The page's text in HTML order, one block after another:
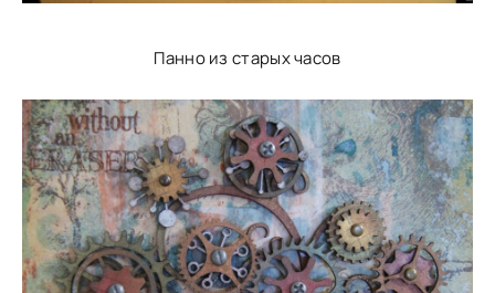
Панно из старых часов